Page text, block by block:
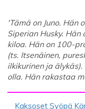
'Tämä on Juno. Hän
Siperian Husky.
kiloa. Hän on 100-
(ts. Itsenäinen,
ilkikurinen ja
olla. Hän rakastaa
Kaksoset Syöpä